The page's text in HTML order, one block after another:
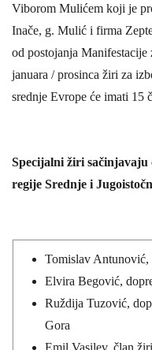
Viborom Mulićem koji je
Inače, g. Mulić i firma
od postojanja
januara / prosinca žiri za
srednje Evrope će imati 15
Specijalni žiri sačinjavaju
regije Srednje i
Tomislav Antunović,
Elvira Begović,
Ruždija Tuzović,
Gora
Emil Vasilev, član